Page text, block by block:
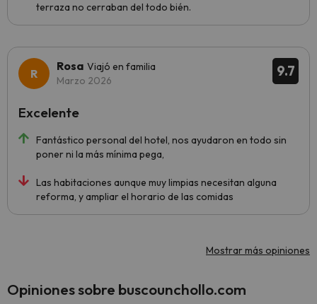
terraza no cerraban del todo bién.
9.7
Rosa Viajó en familia
Marzo 2026
Fantástico personal del hotel, nos ayudaron en todo sin
poner ni la más mínima pega,
Las habitaciones aunque muy limpias necesitan alguna
reforma, y ampliar el horario de las comidas
Excelente
Mostrar más opiniones
Opiniones sobre buscounchollo.com